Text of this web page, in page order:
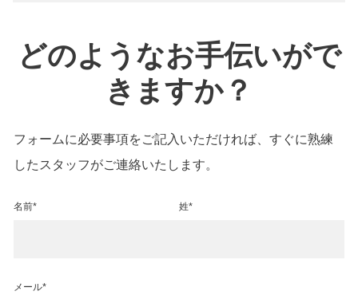
どのようなお手伝いがで
きますか？
フォームに必要事項をご記入いただければ、すぐに熟練
したスタッフがご連絡いたします。
名前* 姓*
メール*